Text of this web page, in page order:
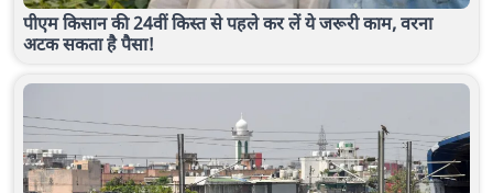
पीएम किसान की 24वीं किस्त से पहले कर लें ये जरूरी काम, वरना
अटक सकता है पैसा!